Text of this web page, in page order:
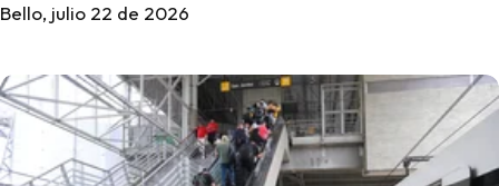
Bello, julio 22 de 2026